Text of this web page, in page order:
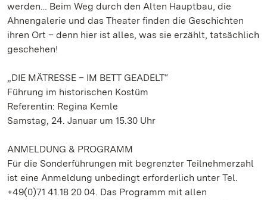
werden… Beim Weg durch den Alten Hauptbau, die
Ahnengalerie und das Theater finden die Geschichten
ihren Ort – denn hier ist alles, was sie erzählt, tatsächlich
geschehen!
„DIE MÄTRESSE – IM BETT GEADELT“
Führung im historischen Kostüm
Referentin: Regina Kemle
Samstag, 24. Januar um 15.30 Uhr
ANMELDUNG & PROGRAMM
Für die Sonderführungen mit begrenzter Teilnehmerzahl
ist eine Anmeldung unbedingt erforderlich unter Tel.
+49(0)71 41.18 20 04. Das Programm mit allen